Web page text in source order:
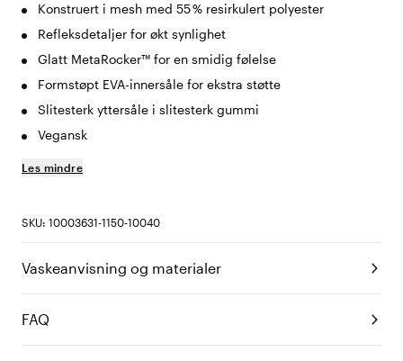
Konstruert i mesh med 55 % resirkulert polyester
Refleksdetaljer for økt synlighet
Glatt MetaRocker™ for en smidig følelse
Formstøpt EVA-innersåle for ekstra støtte
Slitesterk yttersåle i slitesterk gummi
Vegansk
Les mindre
SKU: 10003631-1150-10040
Vaskeanvisning og materialer
FAQ